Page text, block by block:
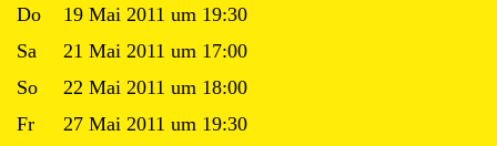
Do
19 Mai 2011 um 19:30
Sa
21 Mai 2011 um 17:00
So
22 Mai 2011 um 18:00
Fr
27 Mai 2011 um 19:30